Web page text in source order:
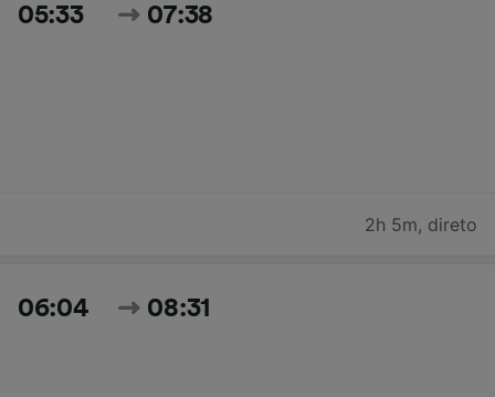
05:33 07:38
2h 5m, direto
06:04 08:31